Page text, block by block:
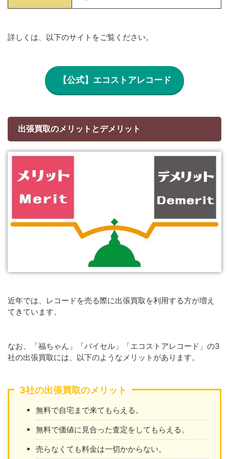
詳しくは、以下のサイトをご覧ください。
【公式】エコストアレコード
出張買取のメリットとデメリット
近年では、レコードを売る際に出張買取を利用する方が増え
てきています。
なお、「福ちゃん」「バイセル」「エコストアレコード」の3
社の出張買取には、以下のようなメリットがあります。
3社の出張買取のメリット
無料で自宅まで来てもらえる。
無料で価値に見合った査定をしてもらえる。
売らなくても料金は一切かからない。